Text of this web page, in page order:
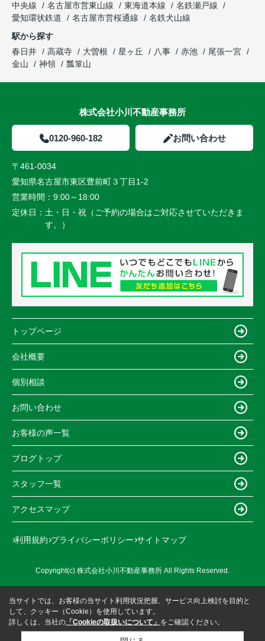
中央線
名古屋市営東山線 東海道本線
名鉄瀬戸線
愛知環状鉄道
名古屋市営桜通線
名鉄犬山線
駅から探す
春日井
高蔵寺 大曽根 星ヶ丘 八事 赤池
尾張一宮
金山
神領 瓢箪山
株式会社小川不動産事務所
0120-960-182 お問い合わせ
〒461-0034
愛知県名古屋市東区豊前町３丁目1-2
営業時間： 9:00～18:00
定休日： 土・日・祝（ご予約の場合はご対応させていただきま
す。）
トップページ
会社概要
個別相談
お問い合わせ
お客様の声一覧
ブログトップ
スタッフ一覧
アクセスマップ
利用規約 プライバシーポリシー サイトマップ
Copyright(c) 株式会社小川不動産事務所 All Rights Reserved.
当サイトでは、お客様の当サイト利用状況把握、サービス向上検討を目的と
して、クッキー（Cookie）を使用しています。
詳しくは、当社の 「Cookieの取扱いについて」 をご確認ください。